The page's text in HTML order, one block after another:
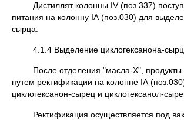
Дистиллят колонны IV (поз.337)
питания на колонну IА (поз.030) для
сырца.
4.1.4 Выделение циклогексанона-
После отделения "масла-Х", продукты
путем ректификации на колонне IА
циклогексанон-сырец и циклогексанол-
Ректификация осуществляется под